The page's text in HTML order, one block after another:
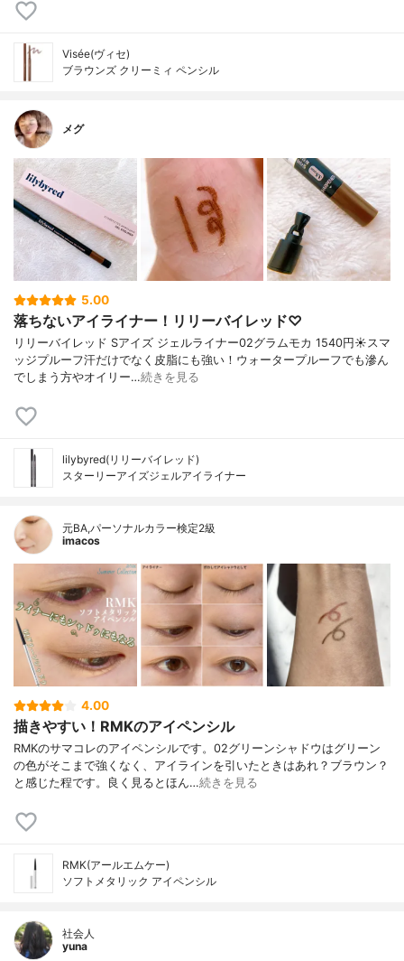
Visée(ヴィセ)
ブラウンズ クリーミィ ペンシル
メグ
5.00
落ちないアイライナー！リリーバイレッド♡
リリーバイレッド Sアイズ ジェルライナー02グラムモカ 1540円☀️スマ
ッジプルーフ汗だけでなく皮脂にも強い！ウォータープルーフでも滲ん
でしまう方やオイリー…続きを見る
lilybyred(リリーバイレッド)
スターリーアイズジェルアイライナー
元BA,パーソナルカラー検定2級
imacos
4.00
描きやすい！RMKのアイペンシル
RMKのサマコレのアイペンシルです。02グリーンシャドウはグリーン
の色がそこまで強くなく、アイラインを引いたときはあれ？ブラウン？
と感じた程です。良く見るとほん…続きを見る
RMK(アールエムケー)
ソフトメタリック アイペンシル
社会人
yuna